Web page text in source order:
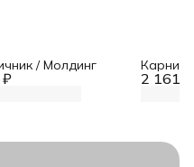
₽
/ Молдинг
2 161 ₽
Карниз,